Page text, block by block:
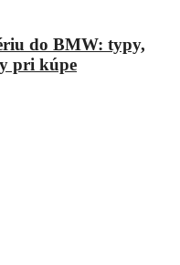
do BMW: typy,
pri kúpe